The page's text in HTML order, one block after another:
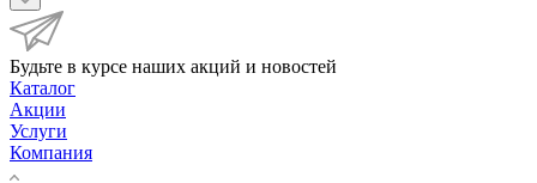
Будьте в курсе наших акций и новостей
Каталог
Акции
Услуги
Компания